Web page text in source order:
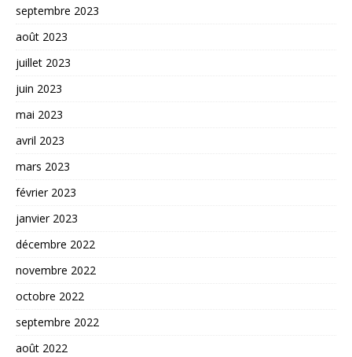
septembre 2023
août 2023
juillet 2023
juin 2023
mai 2023
avril 2023
mars 2023
février 2023
janvier 2023
décembre 2022
novembre 2022
octobre 2022
septembre 2022
août 2022